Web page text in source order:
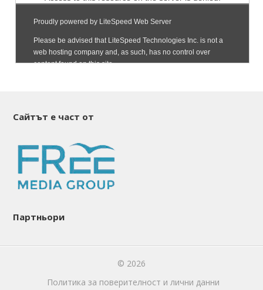
Сайтът е част от
Партньори
© 2026
Политика за поверителност и лични данни